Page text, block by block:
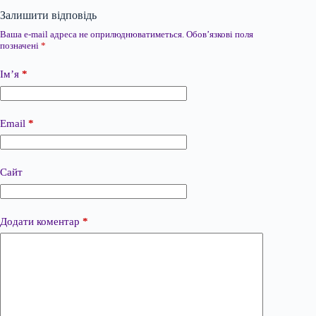
Залишити відповідь
Ваша e-mail адреса не оприлюднюватиметься. Обов’язкові поля
позначені *
Ім’я *
Email *
Сайт
Додати коментар *